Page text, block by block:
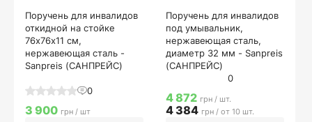
Поручень для инвалидов
откидной на стойке
76х76х11 см,
нержавеющая сталь -
Sanpreis (САНПРЕЙС)
0
3 900 грн / шт
Поручень для инвалидов
под умывальник,
нержавеющая сталь,
диаметр 32 мм - Sanpreis
(САНПРЕЙС)
0
4 872 грн / шт.
4 384 грн / от 10 шт.